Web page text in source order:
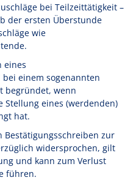
bei Teilzeittätigkeit –
der ersten Überstunde
wie
eines
einem sogenannten
begründet, wenn
Stellung eines (werdenden)
hat.
Bestätigungsschreiben zur
widersprochen, gilt
und kann zum Verlust
führen.